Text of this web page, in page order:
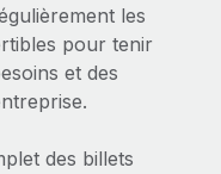
employés
Remote
en matière de
les...
les
pour tenir
et des
des billets